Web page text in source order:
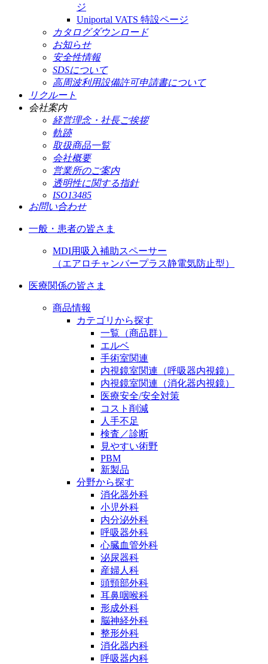
ジ
Uniportal VATS 特設ページ
カタログダウンロード
お知らせ
安全性情報
SDSについて
高周波利用設備許可申請書について
リクルート
会社案内
経営理念・社長ご挨拶
軌跡
取扱商品一覧
会社概要
営業所のご案内
透明性に関する指針
ISO13485
お問い合わせ
一般・患者の皆さま
MDI用吸入補助スペーサー
（エアロチャンバープラス静電気防止型）
医療関係の皆さま
商品情報
カテゴリから探す
一覧（商品群）
エルベ
手術室関連
内視鏡室関連（呼吸器内視鏡）
内視鏡室関連（消化器内視鏡）
医療安全/安全対策
コスト削減
人手不足
検査／診断
見やすい術野
PBM
新製品
分野から探す
消化器外科
小児外科
内分泌外科
呼吸器外科
心臓血管外科
泌尿器科
産婦人科
頭頸部外科
耳鼻咽喉科
形成外科
脳神経外科
整形外科
消化器内科
呼吸器内科